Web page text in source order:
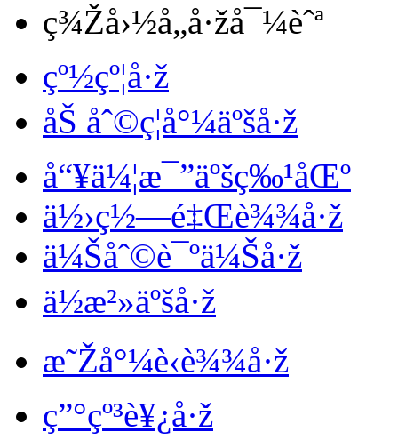
ç¾Žå›½å„å·žå¯¼èˆª
çº½çº¦å·ž
åŠ åˆ©ç¦å°¼äºšå·ž
å“¥ä¼¦æ¯”äºšç‰¹åŒº
ä½›ç½—é‡Œè¾¾å·ž
ä¼Šåˆ©è¯ºä¼Šå·ž
ä½æ²»äºšå·ž
æ˜Žå°¼è‹è¾¾å·ž
ç”°çº³è¥¿å·ž